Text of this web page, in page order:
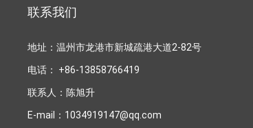
联系我们
地址：温州市龙港市新城疏港大道2-82号
电话： +86-13858766419
联系人：陈旭升
E-mail： 1034919147@qq.com